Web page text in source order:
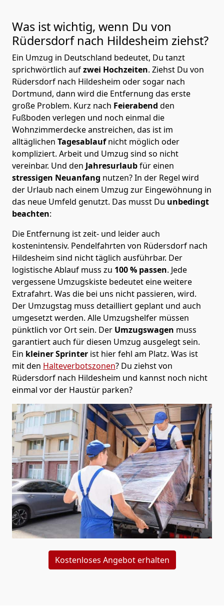
Was ist wichtig, wenn Du von
Rüdersdorf nach Hildesheim ziehst?
Ein Umzug in Deutschland bedeutet, Du tanzt
sprichwörtlich aufzwei Hochzeiten. Ziehst Du von
Rüdersdorf nach Hildesheim oder sogar nach
Dortmund, dann wird die Entfernung das erste
große Problem. Kurz nach Feierabend den
Fußboden verlegen und noch einmal die
Wohnzimmerdecke anstreichen, das ist im
alltäglichen Tagesablaufnicht möglich oder
kompliziert. Arbeit und Umzug sind so nicht
vereinbar. Und den Jahresurlaubfür einen
stressigen Neuanfang nutzen? In der Regel wird
der Urlaub nach einem Umzug zur Eingewöhnung in
das neue Umfeld genutzt. Das musst Du unbedingt
beachten:
Die Entfernung ist zeit- und leider auch
kostenintensiv. Pendelfahrten von Rüdersdorf nach
Hildesheim sind nicht täglich ausführbar. Der
logistische Ablauf muss zu 100 % passen. Jede
vergessene Umzugskiste bedeutet eine weitere
Extrafahrt. Was die bei uns nicht passieren, wird.
Der Umzugstag muss detailliert geplant und auch
umgesetzt werden. Alle Umzugshelfer müssen
pünktlich vor Ort sein. Der Umzugswagen muss
garantiert auch für diesen Umzug ausgelegt sein.
Ein kleiner Sprinter ist hier fehl am Platz. Was ist
mit den Halteverbotszonen? Du ziehst von
Rüdersdorf nach Hildesheim und kannst noch nicht
einmal vor der Haustür parken?
Kostenloses Angebot erhalten